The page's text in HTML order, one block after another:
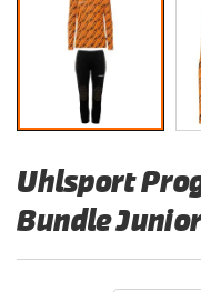
Uhlsport
Bundle